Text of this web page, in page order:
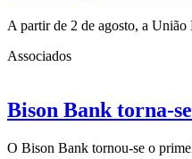
A partir de 2 de agosto, a
Associados
Bison Bank torna-
O Bison Bank tornou-se o